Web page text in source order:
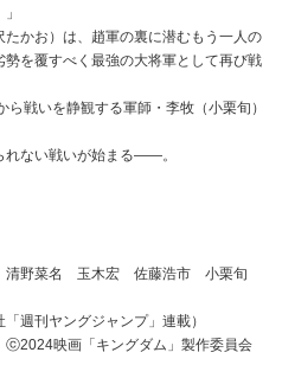
かお）は、趙軍の裏に潜むもう一人の
を覆すべく最強の大将軍として再び戦
戦いを静観する軍師・李牧（小栗旬）
れない戦いが始まる――。
清野菜名 玉木宏 佐藤浩市 小栗旬
週刊ヤングジャンプ」連載）
映画「キングダム」製作委員会